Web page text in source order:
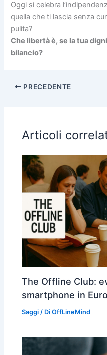
Oggi si celebra
quella che ti lascia senza
pulita?
Che libertà è, se la tua
bilancio?
PRECEDENTE
Articoli
The Offline Club:
smartphone in
Saggi / DiOffLineMind